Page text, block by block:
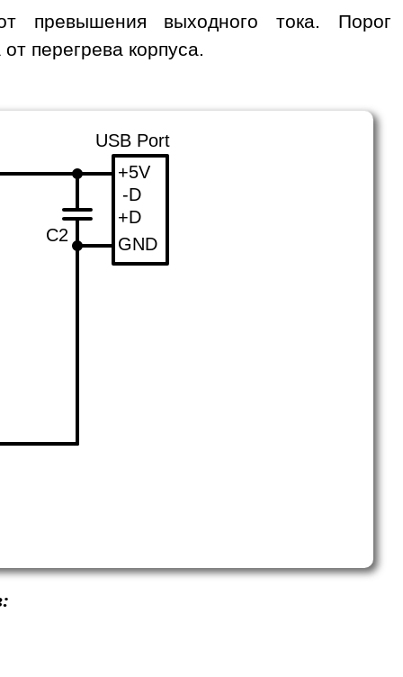
превышения выходного тока. Порог
перегрева корпуса.
+5V
-D
+D
GND
C2
USB Port